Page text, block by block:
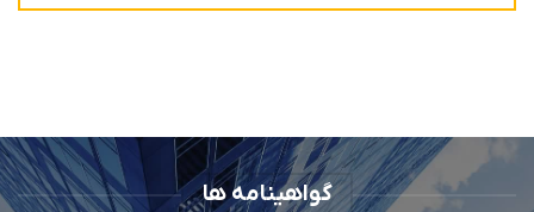
گواهینامه ها